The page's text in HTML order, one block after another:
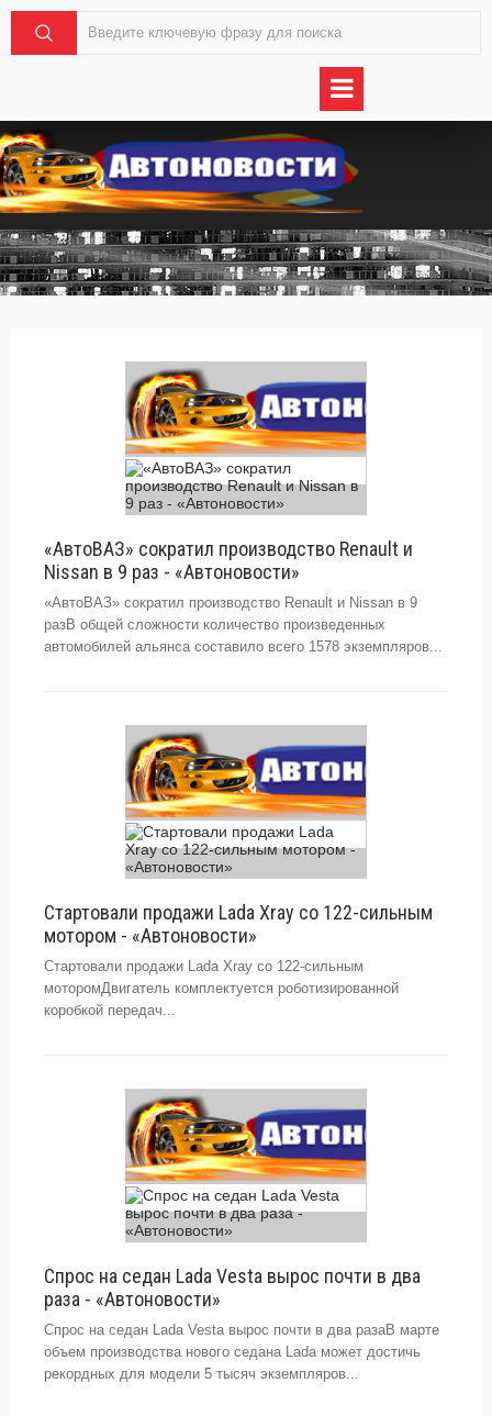
«АвтоВАЗ» сократил производство Renault и
Nissan в 9 раз - «Автоновости»
«АвтоВАЗ» сократил производство Renault и Nissan в 9
разВ общей сложности количество произведенных
автомобилей альянса составило всего 1578 экземпляров...
Стартовали продажи Lada Xray со 122-сильным
мотором - «Автоновости»
Стартовали продажи Lada Xray со 122-сильным
моторомДвигатель комплектуется роботизированной
коробкой передач...
Спрос на седан Lada Vesta вырос почти в два
раза - «Автоновости»
Спрос на седан Lada Vesta вырос почти в два разаВ марте
объем производства нового седана Lada может достичь
рекордных для модели 5 тысяч экземпляров...